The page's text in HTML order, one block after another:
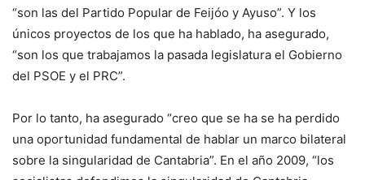
“son las del Partido Popular de Feijóo y Ayuso”. Y los
únicos proyectos de los que ha hablado, ha asegurado,
“son los que trabajamos la pasada legislatura el Gobierno
del PSOE y el PRC”.
Por lo tanto, ha asegurado “creo que se ha se ha perdido
una oportunidad fundamental de hablar un marco bilateral
sobre la singularidad de Cantabria”. En el año 2009, “los